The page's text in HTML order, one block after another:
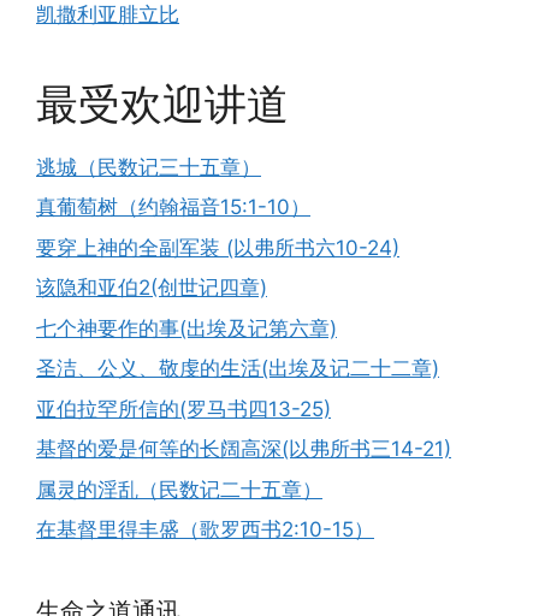
凯撒利亚腓立比
最受欢迎讲道
逃城（民数记三十五章）
真葡萄树（约翰福音15:1-10）
要穿上神的全副军装 (以弗所书六10-24)
该隐和亚伯2(创世记四章)
七个神要作的事(出埃及记第六章)
圣洁、公义、敬虔的生活(出埃及记二十二章)
亚伯拉罕所信的(罗马书四13-25)
基督的爱是何等的长阔高深(以弗所书三14-21)
属灵的淫乱（民数记二十五章）
在基督里得丰盛（歌罗西书2:10-15）